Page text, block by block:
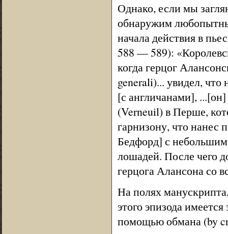
Однако, если мы
обнаружим
начала действия в
588 — 589):
когда герцог
generali)... увидел,
[с англичанами],
(Verneuil) в Перше,
гарнизону, что нанес
Бедфорд] с небольшим
лошадей. После чего
герцога Алансона со
На полях
этого эпизода
помощью обмана (by